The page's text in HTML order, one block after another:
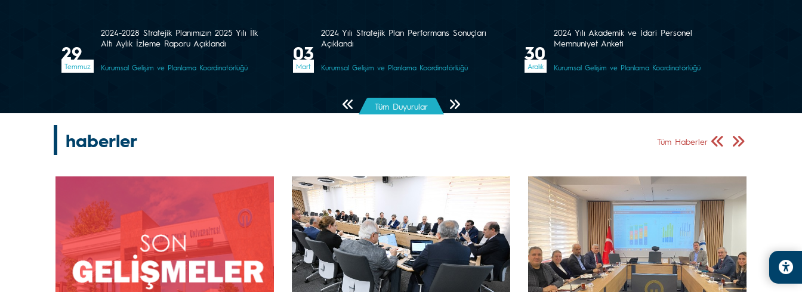
29
Temmuz
2024-2028 Stratejik Planımızın 2025 Yılı İlk
Altı Aylık İzleme Raporu Açıklandı
Kurumsal Gelişim ve Planlama Koordinatörlüğü
03
Mart
2024 Yılı Stratejik Plan Performans Sonuçları
Açıklandı
Kurumsal Gelişim ve Planlama Koordinatörlüğü
30
Aralık
2024 Yılı Akademik ve İdari Personel
Memnuniyet Anketi
Kurumsal Gelişim ve Planlama Koordinatörlüğü
Önceki SayfaTüm Duyurular Sonraki Sayfa
haberler Tüm Haberler
Önceki Sayfa
Sonraki Sayfa